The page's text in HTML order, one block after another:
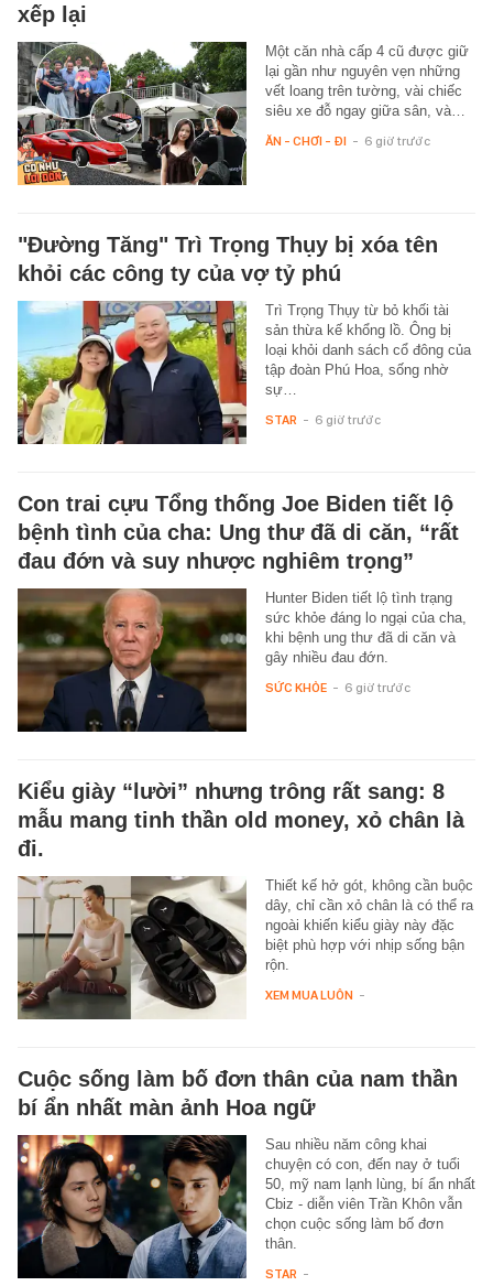
xếp lại
Một căn nhà cấp 4 cũ được giữ
lại gần như nguyên vẹn những
vết loang trên tường, vài chiếc
siêu xe đỗ ngay giữa sân, và…
ĂN - CHƠI - ĐI - 6 giờ trước
"Đường Tăng" Trì Trọng Thụy bị xóa tên
khỏi các công ty của vợ tỷ phú
Trì Trọng Thụy từ bỏ khối tài
sản thừa kế khổng lồ. Ông bị
loại khỏi danh sách cổ đông của
tập đoàn Phú Hoa, sống nhờ
sự…
STAR - 6 giờ trước
Con trai cựu Tổng thống Joe Biden tiết lộ
bệnh tình của cha: Ung thư đã di căn, “rất
đau đớn và suy nhược nghiêm trọng”
Hunter Biden tiết lộ tình trạng
sức khỏe đáng lo ngại của cha,
khi bệnh ung thư đã di căn và
gây nhiều đau đớn.
SỨC KHỎE - 6 giờ trước
Kiểu giày “lười” nhưng trông rất sang: 8
mẫu mang tinh thần old money, xỏ chân là
đi.
Thiết kế hở gót, không cần buộc
dây, chỉ cần xỏ chân là có thể ra
ngoài khiến kiểu giày này đặc
biệt phù hợp với nhịp sống bận
rộn.
XEM MUA LUÔN -
Cuộc sống làm bố đơn thân của nam thần
bí ẩn nhất màn ảnh Hoa ngữ
Sau nhiều năm công khai
chuyện có con, đến nay ở tuổi
50, mỹ nam lạnh lùng, bí ẩn nhất
Cbiz - diễn viên Trần Khôn vẫn
chọn cuộc sống làm bố đơn
thân.
STAR -